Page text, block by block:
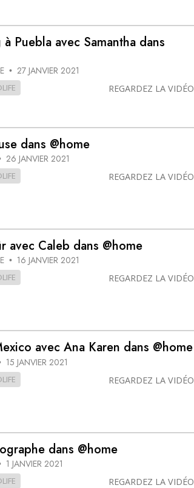
Puebla avec Samantha dans
• 27 JANVIER 2021
REGARDEZ LA VIDÉO
dans @home
26 JANVIER 2021
REGARDEZ LA VIDÉO
avec Caleb dans @home
• 16 JANVIER 2021
REGARDEZ LA VIDÉO
avec Ana Karen dans @home
15 JANVIER 2021
REGARDEZ LA VIDÉO
dans @home
1 JANVIER 2021
REGARDEZ LA VIDÉO